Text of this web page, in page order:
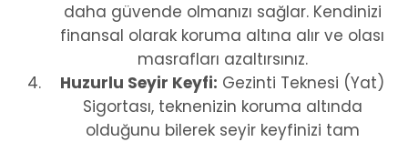
daha güvende olmanızı sağlar. Kendinizi
finansal olarak koruma altına alır ve olası
masrafları azaltırsınız.
Huzurlu Seyir Keyfi: Gezinti Teknesi (Yat)
Sigortası, teknenizin koruma altında
olduğunu bilerek seyir keyfinizi tam